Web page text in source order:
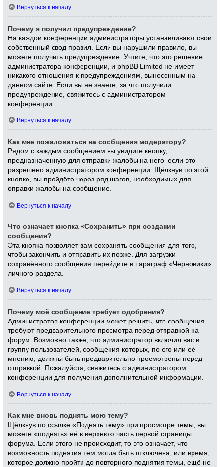
Вернуться к началу
Почему я получил предупреждение?
На каждой конференции администраторы устанавливают свой
собственный свод правил. Если вы нарушили правило, вы
можете получить предупреждение. Учтите, что это решение
администратора конференции, и phpBB Limited не имеет
никакого отношения к предупреждениям, вынесенным на
данном сайте. Если вы не знаете, за что получили
предупреждение, свяжитесь с администратором
конференции.
Вернуться к началу
Как мне пожаловаться на сообщения модератору?
Рядом с каждым сообщением вы увидите кнопку,
предназначенную для отправки жалобы на него, если это
разрешено администратором конференции. Щёлкнув по этой
кнопке, вы пройдёте через ряд шагов, необходимых для
оправки жалобы на сообщение.
Вернуться к началу
Что означает кнопка «Сохранить» при создании
сообщения?
Эта кнопка позволяет вам сохранять сообщения для того,
чтобы закончить и отправить их позже. Для загрузки
сохранённого сообщения перейдите в параграф «Черновики»
личного раздела.
Вернуться к началу
Почему моё сообщение требует одобрения?
Администратор конференции может решить, что сообщения
требуют предварительного просмотра перед отправкой на
форум. Возможно также, что администратор включил вас в
группу пользователей, сообщения которых, по его или её
мнению, должны быть предварительно просмотрены перед
отправкой. Пожалуйста, свяжитесь с администратором
конференции для получения дополнительной информации.
Вернуться к началу
Как мне вновь поднять мою тему?
Щёлкнув по ссылке «Поднять тему» при просмотре темы, вы
можете «поднять» её в верхнюю часть первой страницы
форума. Если этого не происходит, то это означает, что
возможность поднятия тем могла быть отключена, или время,
которое должно пройти до повторного поднятия темы, ещё не